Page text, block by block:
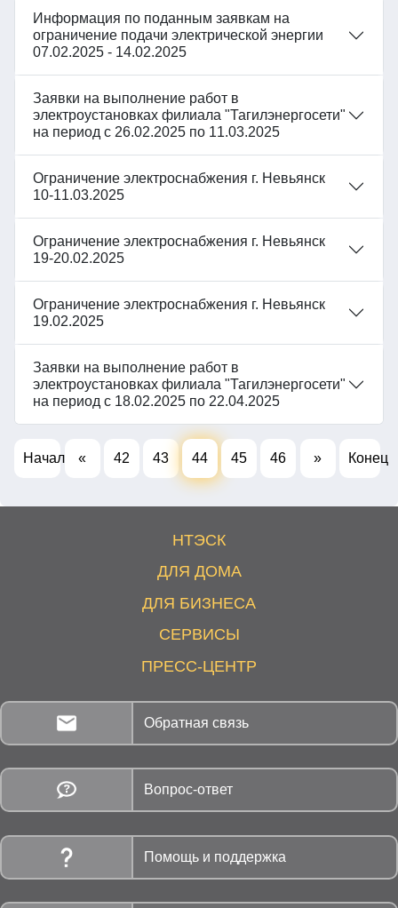
Информация по поданным заявкам на
ограничение подачи электрической энергии
07.02.2025 - 14.02.2025
Заявки на выполнение работ в
электроустановках филиала "Тагилэнергосети"
на период с 26.02.2025 по 11.03.2025
Ограничение электроснабжения г. Невьянск
10-11.03.2025
Ограничение электроснабжения г. Невьянск
19-20.02.2025
Ограничение электроснабжения г. Невьянск
19.02.2025
Заявки на выполнение работ в
электроустановках филиала "Тагилэнергосети"
на период с 18.02.2025 по 22.04.2025
Начало « 42 43 44 45 46 » Конец
НТЭСК
ДЛЯ ДОМА
ДЛЯ БИЗНЕСА
СЕРВИСЫ
ПРЕСС-ЦЕНТР
Обратная связь
Вопрос-ответ
Помощь и поддержка